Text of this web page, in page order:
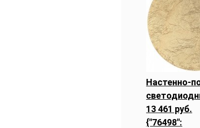
Настенно-
13 461 руб.
{"76498":